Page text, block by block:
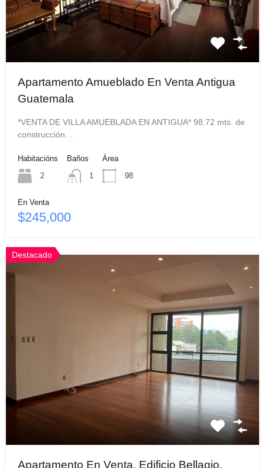
Apartamento Amueblado En Venta Antigua
Guatemala
*VENTA DE VILLA AMUEBLADA EN ANTIGUA* 98.72 mts. de
construcción…
Habitacións
2
Baños
1
Área
98
En Venta
$245,000
Destacado
Apartamento En Venta, Edificio Bellagio,